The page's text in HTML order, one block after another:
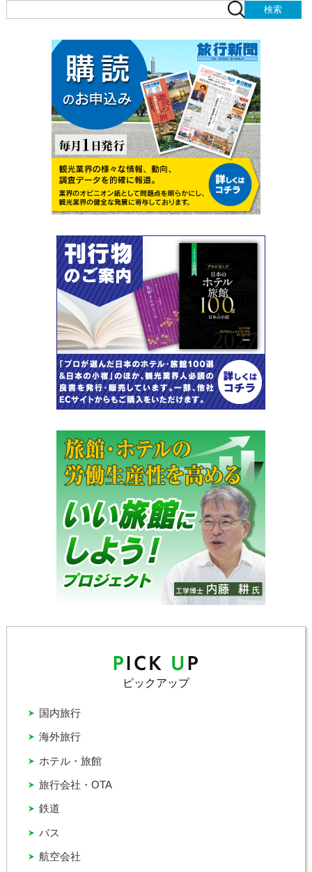
ピックアップ
バス
ホテル・旅館
国内旅行
旅行会社・OTA
海外旅行
航空会社
鉄道